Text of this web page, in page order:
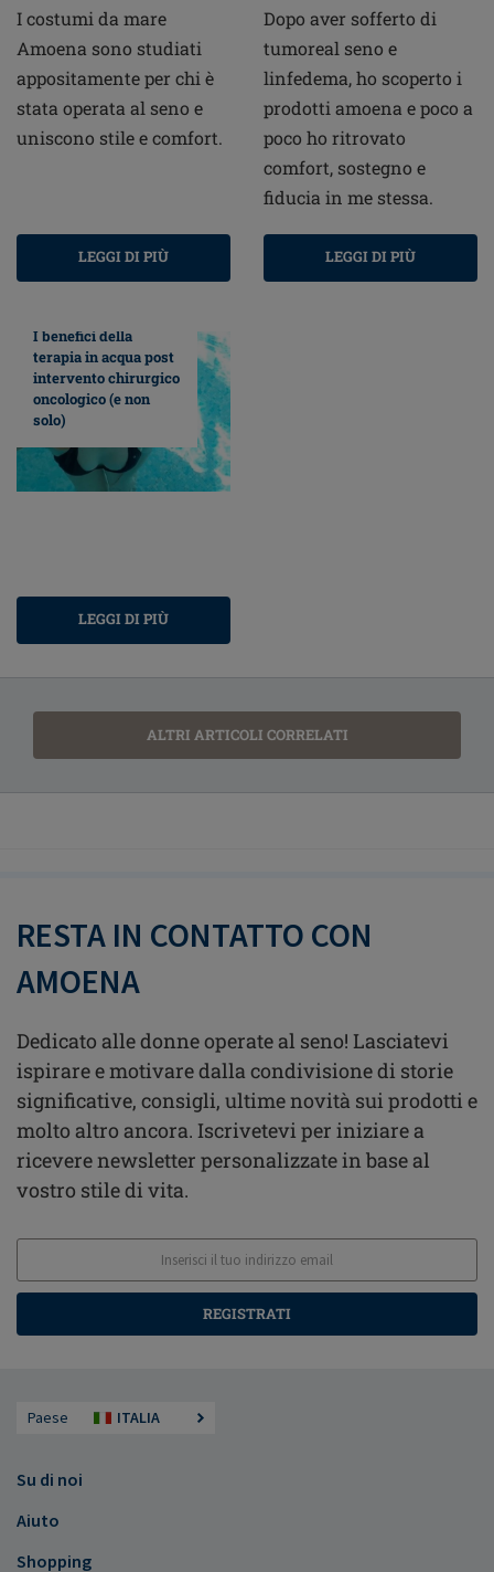
I costumi da mare
Amoena sono studiati
appositamente per chi è
stata operata al seno e
uniscono stile e comfort.
LEGGI DI PIÙ
Dopo aver sofferto di
tumoreal seno e
linfedema, ho scoperto i
prodotti amoena e poco a
poco ho ritrovato
comfort, sostegno e
fiducia in me stessa.
LEGGI DI PIÙ
I benefici della
terapia in acqua post
intervento chirurgico
oncologico (e non
solo)
LEGGI DI PIÙ
ALTRI ARTICOLI CORRELATI
RESTA IN CONTATTO CON
AMOENA
Dedicato alle donne operate al seno! Lasciatevi
ispirare e motivare dalla condivisione di storie
significative, consigli, ultime novità sui prodotti e
molto altro ancora. Iscrivetevi per iniziare a
ricevere newsletter personalizzate in base al
vostro stile di vita.
REGISTRATI
Paese ITALIA
Su di noi
Aiuto
Shopping